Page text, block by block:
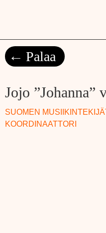
Palaa
Jojo ”Johanna”
SUOMEN
KOORDINAATTORI